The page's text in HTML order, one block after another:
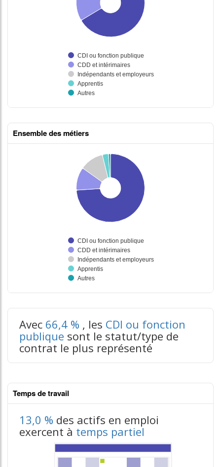
Ensemble des métiers
tableaux excel n°3
Avec 66,4 % , les CDI ou fonction
publique sont le statut/type de
contrat le plus représenté
Temps de travail
13,0 % des actifs en emploi
exercent à temps partiel